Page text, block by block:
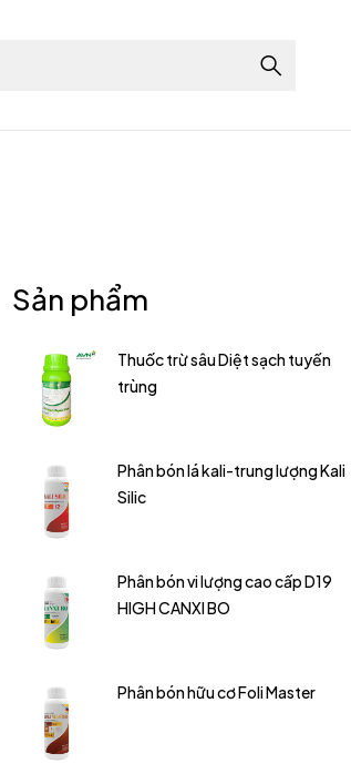
Sản phẩm
Thuốc trừ sâu Diệt sạch tuyến
trùng
Phân bón lá kali-trung lượng Kali
Silic
Phân bón vi lượng cao cấp D19
HIGH CANXI BO
Phân bón hữu cơ Foli Master